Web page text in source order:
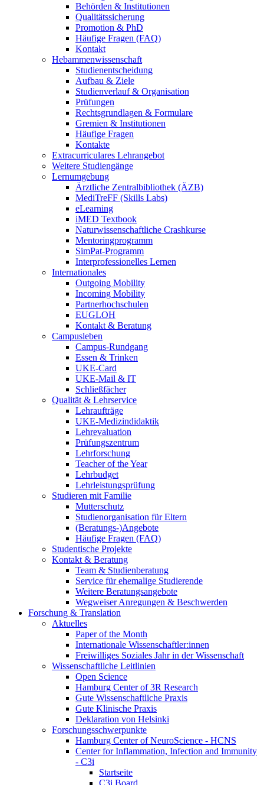
Behörden & Institutionen
Qualitätssicherung
Promotion & PhD
Häufige Fragen (FAQ)
Kontakt
Hebammenwissenschaft
Studienentscheidung
Aufbau & Ziele
Studienverlauf & Organisation
Prüfungen
Rechtsgrundlagen & Formulare
Gremien & Institutionen
Häufige Fragen
Kontakte
Extracurriculares Lehrangebot
Weitere Studiengänge
Lernumgebung
Ärztliche Zentralbibliothek (ÄZB)
MediTreFF (Skills Labs)
eLearning
iMED Textbook
Naturwissenschaftliche Crashkurse
Mentoringprogramm
SimPat-Programm
Interprofessionelles Lernen
Internationales
Outgoing Mobility
Incoming Mobility
Partnerhochschulen
EUGLOH
Kontakt & Beratung
Campusleben
Campus-Rundgang
Essen & Trinken
UKE-Card
UKE-Mail & IT
Schließfächer
Qualität & Lehrservice
Lehraufträge
UKE-Medizindidaktik
Lehrevaluation
Prüfungszentrum
Lehrforschung
Teacher of the Year
Lehrbudget
Lehrleistungsprüfung
Studieren mit Familie
Mutterschutz
Studienorganisation für Eltern
(Beratungs-)Angebote
Häufige Fragen (FAQ)
Studentische Projekte
Kontakt & Beratung
Team & Studienberatung
Service für ehemalige Studierende
Weitere Beratungsangebote
Wegweiser Anregungen & Beschwerden
Forschung & Translation
Aktuelles
Paper of the Month
Internationale Wissenschaftler:innen
Freiwilliges Soziales Jahr in der Wissenschaft
Wissenschaftliche Leitlinien
Open Science
Hamburg Center of 3R Research
Gute Wissenschaftliche Praxis
Gute Klinische Praxis
Deklaration von Helsinki
Forschungsschwerpunkte
Hamburg Center of NeuroScience - HCNS
Center for Inflammation, Infection and Immunity
- C3i
Startseite
C3i Board